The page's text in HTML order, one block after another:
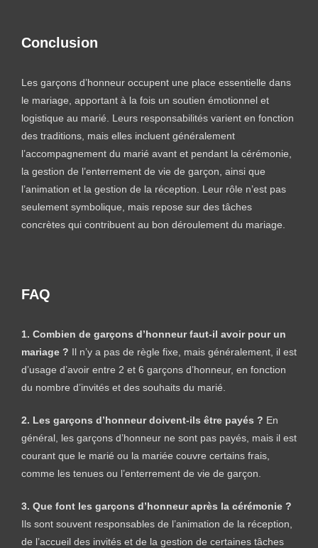
Conclusion
Les garçons d’honneur occupent une place essentielle dans
le mariage, apportant à la fois un soutien émotionnel et
logistique au marié. Leurs responsabilités varient en fonction
des traditions, mais elles incluent généralement
l’accompagnement du marié avant et pendant la cérémonie,
la gestion de l’enterrement de vie de garçon, ainsi que
l’animation et la gestion de la réception. Leur rôle n’est pas
seulement symbolique, mais repose sur des tâches
concrètes qui contribuent au bon déroulement du mariage.
FAQ
1. Combien de garçons d’honneur faut-il avoir pour un
mariage ? Il n’y a pas de règle fixe, mais généralement, il est
d’usage d’avoir entre 2 et 6 garçons d’honneur, en fonction
du nombre d’invités et des souhaits du marié.
2. Les garçons d’honneur doivent-ils être payés ? En
général, les garçons d’honneur ne sont pas payés, mais il est
courant que le marié ou la mariée couvre certains frais,
comme les tenues ou l’enterrement de vie de garçon.
3. Que font les garçons d’honneur après la cérémonie ?
Ils sont souvent responsables de l’animation de la réception,
de l’accueil des invités et de la gestion de certaines tâches